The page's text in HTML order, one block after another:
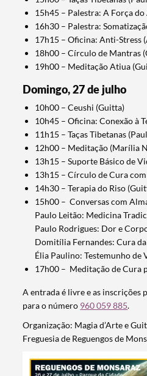
Termo de Pesquisa
Categorias gerais
15h45 – Palestra: A Força
16h30 – Palestra:
17h15 – Oficina: Anti-Stress
18h00 – Círculo de Mantras
19h00 – Meditação Atiua
Domingo, 27 de julho
10h00 – Ceushi (Guitta)
10h45 – Oficina: Conexão à
11h15 – Taças Tibetanas
12h00 – Meditação (Marília
13h15 – Suporte Básico de
13h15 – Círculo de Cura
14h30 – Terapia do Riso
15h00 – Conversas com
Paulo Leitão: Medicina
Paulo Rodrigues: Dor e
Domitília Fernandes: Cura
Élia Paulino: Testemunho de
17h00 – Meditação de Cura
A entrada é livre e as inscrições
para o número 960 059 885.
Organização: Magia d’Arte e
Freguesia de Reguengos de